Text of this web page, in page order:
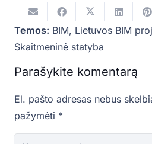
Temos: BIM, Lietuvos BIM
Skaitmeninė statyba
Parašykite komentarą
El. pašto adresas nebus
pažymėti *